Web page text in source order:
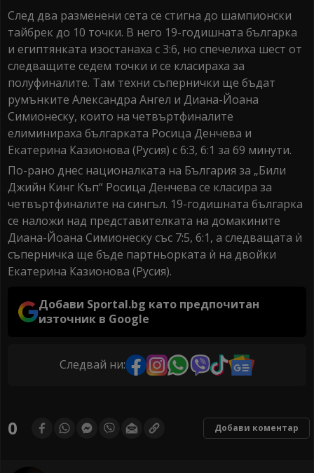
След два разменени сета се стигна до шампионски
тайбрек до 10 точки. В него 19-годишната българка
и египтянката изостанаха с 3:6, но спечелиха шест от
следващите седем точки и се класираха за
полуфиналите. Там техни съпернички ще бъдат
румънките Александра Ангел и Диана-Йоана
Симионеску, които на четвъртфиналите
елиминираха българката Росица Денчева и
Екатерина Казионова (Русия) с 6:3, 6:1 за 69 минути.
По-рано днес националката на България за „Били
Джийн Кинг Къп“ Росица Денчева се класира за
четвъртфиналите на сингъл. 19-годишната българка
се наложи над представителката на домакините
Диана-Йоана Симионеску със 7:5, 6:1, а следващата ѝ
съперничка ще бъде партньорката ѝ на двойки
Екатерина Казионова (Русия).
Добави Sportal.bg като предпочитан
източник в Google
Следвай ни:
0 Добави коментар